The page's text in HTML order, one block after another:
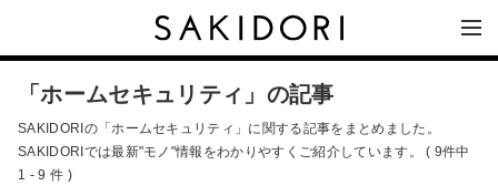
「ホームセキュリティ」の記事
SAKIDORIの「ホームセキュリティ」に関する記事をまとめました。
SAKIDORIでは最新"モノ"情報をわかりやすくご紹介しています。 ( 9件中
1 - 9 件 )